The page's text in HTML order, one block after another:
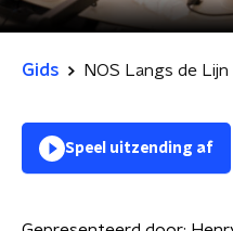
Gids NOS Langs de Lijn
Speel uitzending af